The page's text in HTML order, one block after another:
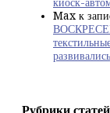
Max к
Рубрики статей